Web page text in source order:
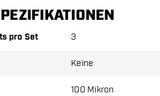
andere Form, ein anderes
aus, um herauszufinden, welche
pro Set 3
Keine
100 Mikron